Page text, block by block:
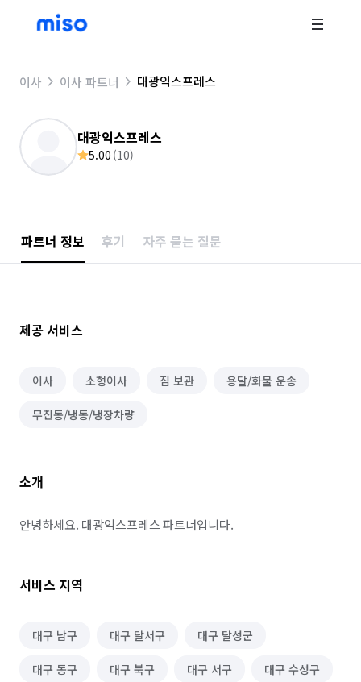
이사 이사 파트너 대광익스프레스
대광익스프레스
5.00 (10)
파트너 정보 후기 자주 묻는 질문
제공 서비스
이사 소형이사 짐 보관 용달/화물 운송
무진동/냉동/냉장차량
소개
안녕하세요. 대광익스프레스 파트너입니다.
서비스 지역
대구 남구 대구 달서구 대구 달성군
대구 동구 대구 북구 대구 서구 대구 수성구